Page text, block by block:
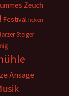
Zeuch
Festival ficken
Steiger
Ansage